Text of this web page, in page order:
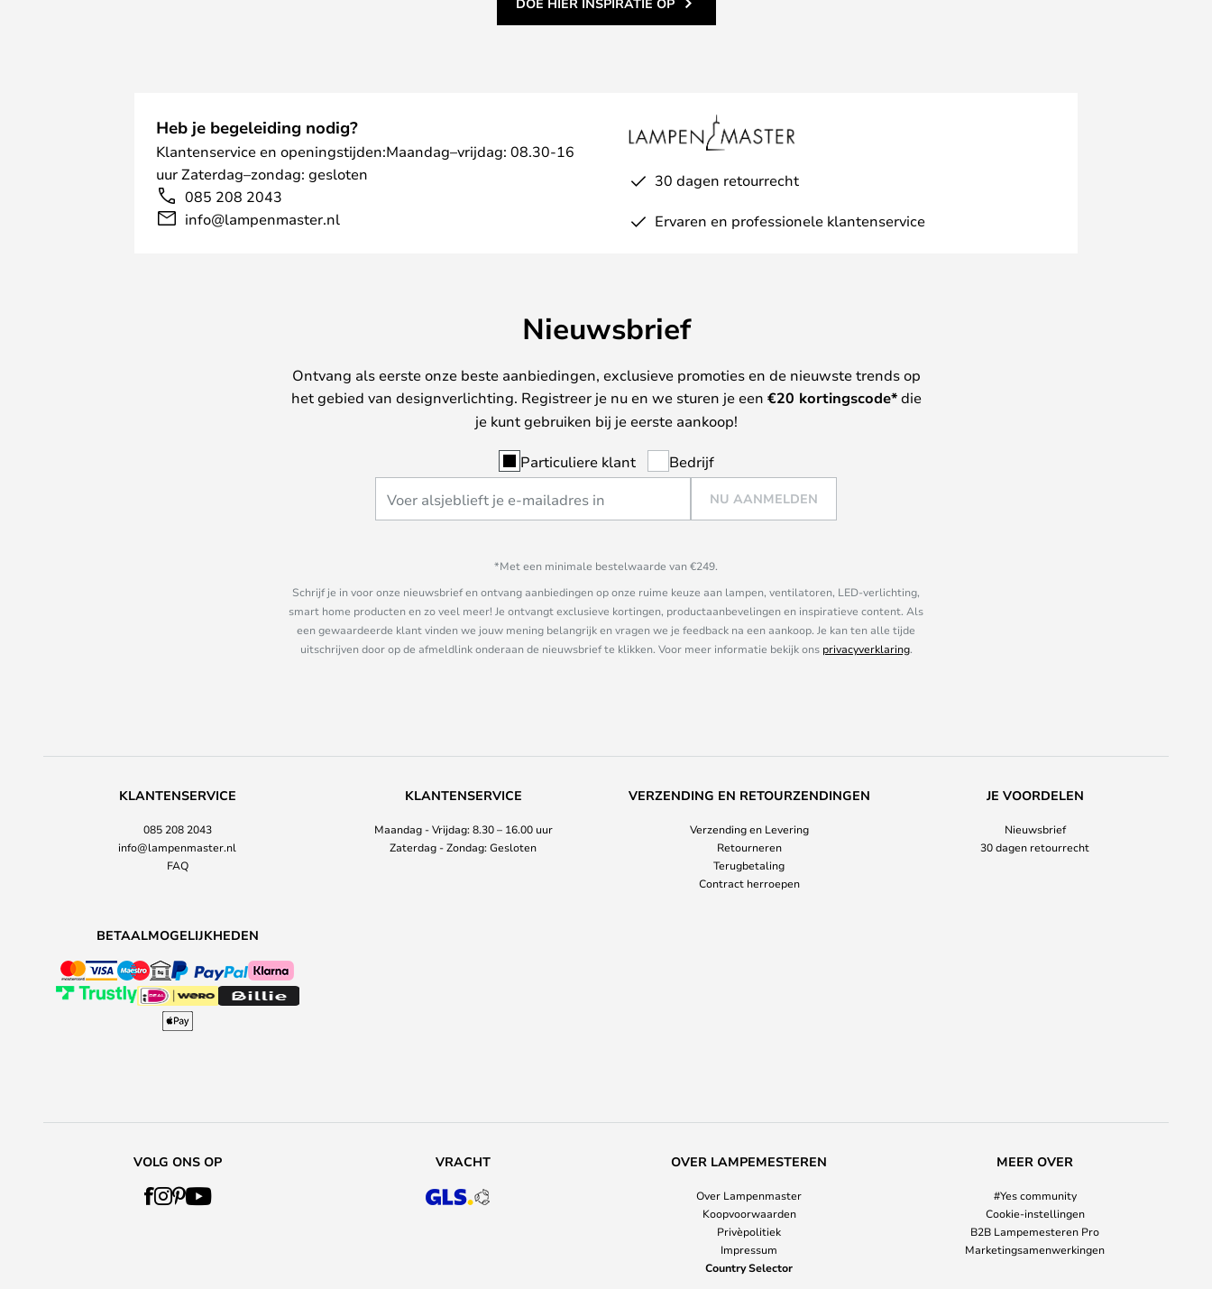
Heb je begeleiding nodig?
Klantenservice en openingstijden:Maandag–vrijdag: 08.30-16
uur Zaterdag–zondag: gesloten
085 208 2043
info@lampenmaster.nl
30 dagen retourrecht
Ervaren en professionele klantenservice
Nieuwsbrief
Ontvang als eerste onze beste aanbiedingen, exclusieve promoties en de nieuwste trends op
het gebied van designverlichting. Registreer je nu en we sturen je een €20 kortingscode*die
je kunt gebruiken bij je eerste aankoop!
Particuliere klant Bedrijf
NU AANMELDEN
*Met een minimale bestelwaarde van €249.
Schrijf je in voor onze nieuwsbrief en ontvang aanbiedingen op onze ruime keuze aan lampen, ventilatoren, LED-verlichting,
smart home producten en zo veel meer! Je ontvangt exclusieve kortingen, productaanbevelingen en inspiratieve content. Als
een gewaardeerde klant vinden we jouw mening belangrijk en vragen we je feedback na een aankoop. Je kan ten alle tijde
uitschrijven door op de afmeldlink onderaan de nieuwsbrief te klikken. Voor meer informatie bekijk ons privacyverklaring.
KLANTENSERVICE
085 208 2043
info@lampenmaster.nl
FAQ
KLANTENSERVICE
Maandag - Vrijdag: 8.30 – 16.00 uur
Zaterdag - Zondag: Gesloten
VERZENDING EN RETOURZENDINGEN
Verzending en Levering
Retourneren
Terugbetaling
Contract herroepen
JE VOORDELEN
Nieuwsbrief
30 dagen retourrecht
BETAALMOGELIJKHEDEN
VOLG ONS OP VRACHT OVER LAMPEMESTEREN
Over Lampenmaster
Koopvoorwaarden
Privèpolitiek
Impressum
Country Selector
MEER OVER
#Yes community
Cookie-instellingen
B2B Lampemesteren Pro
Marketingsamenwerkingen